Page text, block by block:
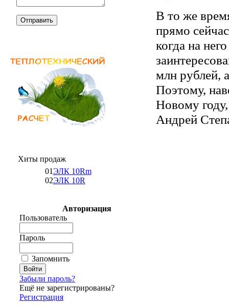
Отправить
Хиты продаж
01ЭЛК 10Rm
02ЭЛК 10R
Авторизация
Пользователь
Пароль
Запомнить
Забыли пароль?
Ещё не зарегистрированы?
Регистрация
В то же
прямо
когда на
млн рублей,
Поэтому,
Новому
Андрей